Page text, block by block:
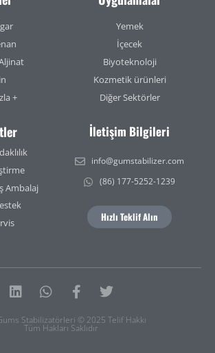
+
Yemek
İçecek
Biyoteknoloji
Kozmetik ürünleri
Diğer Sektörler
Ambalaj
İletişim Bilgileri
info@gumstabilizer.com
(86) 177-5252-1239
Hızlı Teklif Alın
LinkedinWhatsapp
Facebook-
Twitter
Stabilizatörleri © 2025 Telif Hakkı
Tüm Hakları Saklıdır